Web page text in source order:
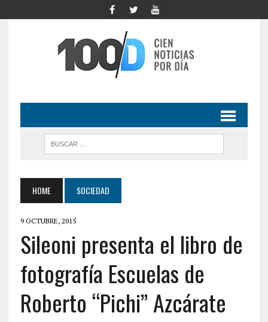
HOME SOCIEDAD
9 OCTUBRE, 2015
Sileoni presenta el libro de
fotografía Escuelas de
Roberto “Pichi” Azcárate